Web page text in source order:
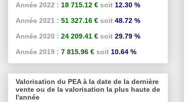
Année 2022 : 18 715.12 € soit 12.30 %
Année 2021 : 51 327.16 € soit 48.72 %
Année 2020 : 24 209.41 € soit 29.79 %
Année 2019 : 7 815.96 € soit 10.64 %
Valorisation du PEA à la date de la dernière
vente ou de la valorisation la plus haute de
l'année